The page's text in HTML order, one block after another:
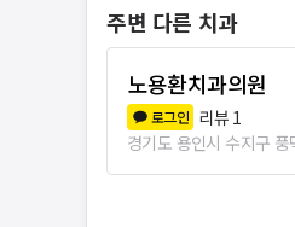
주변 다른 치과
노용환치과의원
로그인 리뷰 1
경기도 용인시 수지구 풍